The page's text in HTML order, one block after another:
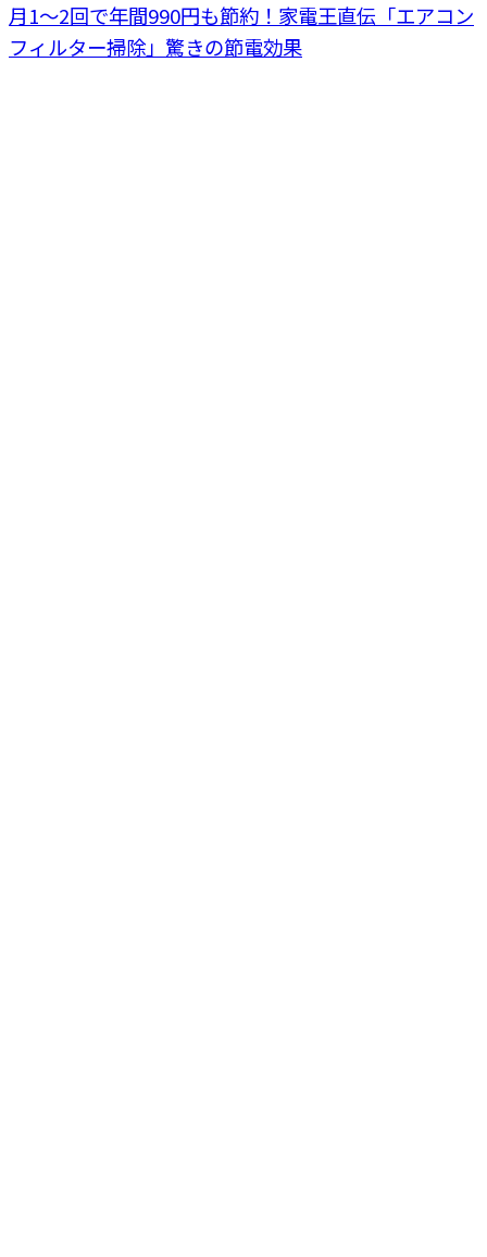
月1〜2回で年間990円も節約！家電王直伝「エアコン
フィルター掃除」驚きの節電効果